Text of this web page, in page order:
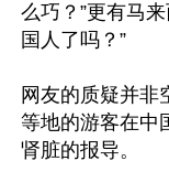
么巧？”更有马
国人了吗？”
网友的质疑并非
等地的游客在中
肾脏的报导。